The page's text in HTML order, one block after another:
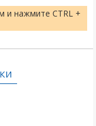
и нажмите CTRL +